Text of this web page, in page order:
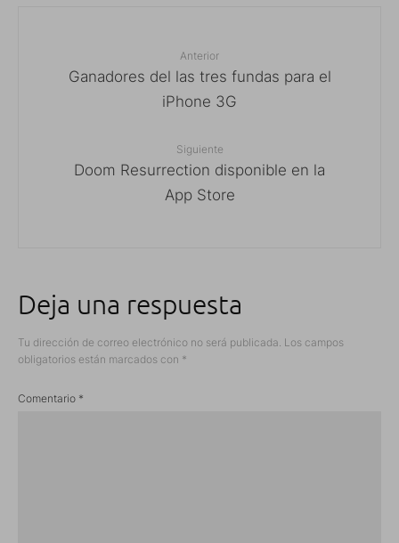
Anterior
Ganadores del las tres fundas para el
iPhone 3G
Siguiente
Doom Resurrection disponible en la
App Store
Deja una respuesta
Tu dirección de correo electrónico no será publicada. Los campos
obligatorios están marcados con *
Comentario *